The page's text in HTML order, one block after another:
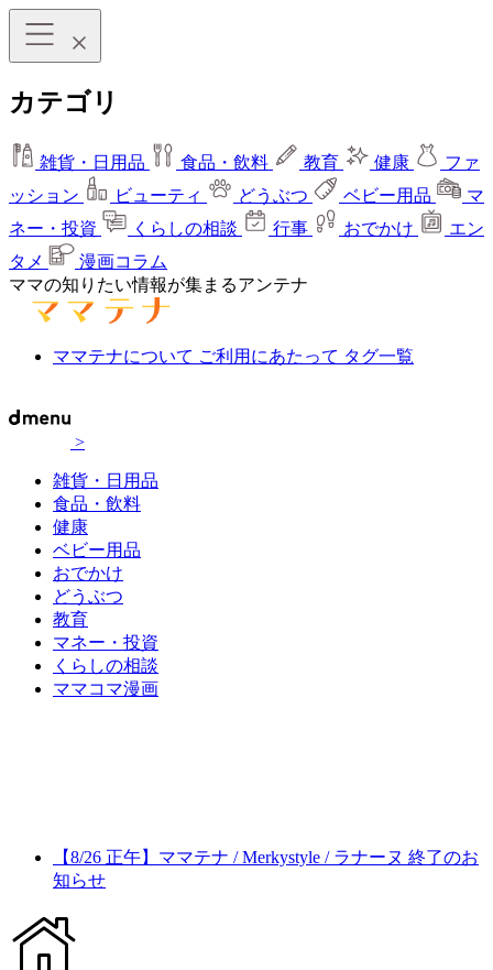
カテゴリ
雑貨・日用品 食品・飲料 教育 健康
ファ
ッション
ビューティ どうぶつ ベビー用品
マ
ネー・投資
くらしの相談 行事 おでかけ
エン
タメ
漫画コラム
ママの知りたい情報が集まるアンテナ
ママテナについて ご利用にあたって タグ一覧
>
雑貨・日用品
食品・飲料
健康
ベビー用品
おでかけ
どうぶつ
教育
マネー・投資
くらしの相談
ママコマ漫画
【8/26 正午】ママテナ / Merkystyle / ラナーヌ 終了のお
知らせ